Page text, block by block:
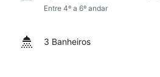
Entre 4º a 6º andar
3 Banheiros